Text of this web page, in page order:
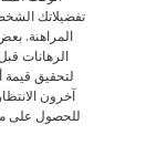
تفضيلاتك
المراهنة.
الرهانات
لتحقيق
آخرون
للحصول على